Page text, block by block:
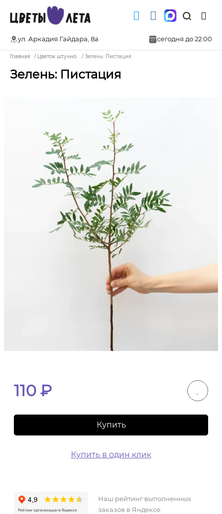
ул. Аркадия Гайдара, 8а сегодня до 22:00
Главная Цветок штучно Зелень: Пистация
Зелень: Пистация
110 ₽
Купить
Купить в один клик
Наш рейтинг выполненных
заказов в Яндексе